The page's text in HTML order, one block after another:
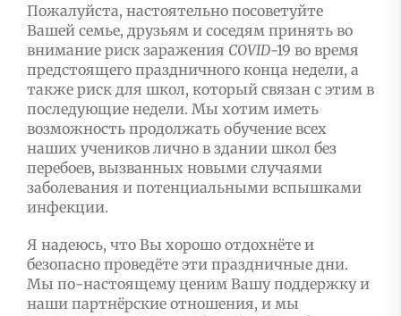
Пожалуйста, настоятельно посоветуйте
Вашей семье, друзьям и соседям принять во
внимание риск заражения COVID-19 во время
предстоящего праздничного конца недели, а
также риск для школ, который связан с этим в
последующие недели. Мы хотим иметь
возможность продолжать обучение всех
наших учеников лично в здании школ без
перебоев, вызванных новыми случаями
заболевания и потенциальными вспышками
инфекции.
Я надеюсь, что Вы хорошо отдохнёте и
безопасно проведёте эти праздничные дни.
Мы по-настоящему ценим Вашу поддержку и
наши партнёрские отношения, и мы